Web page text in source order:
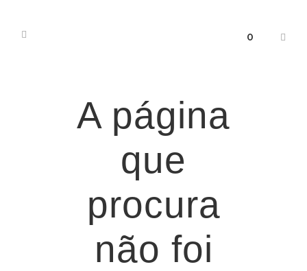
0
A página
que
procura
não foi